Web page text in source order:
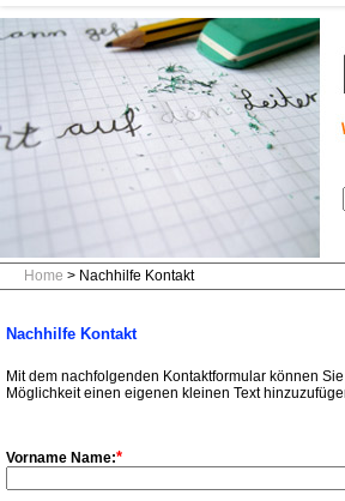
Home > Nachhilfe Kontakt
Nachhilfe Kontakt
Mit dem nachfolgenden Kontaktformular können
Möglichkeit einen eigenen kleinen Text
Vorname Name:*